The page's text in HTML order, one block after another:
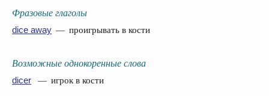
Фразовые глаголы
dice away — проигрывать в кости
Возможные однокоренные слова
dicer — игрок в кости